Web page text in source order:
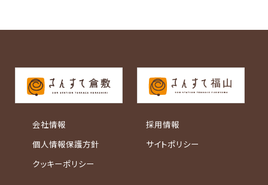
会社情報
個人情報保護方針
クッキーポリシー
採用情報
サイトポリシー